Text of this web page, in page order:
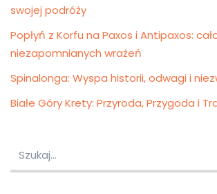
swojej podróży
Popłyń z Korfu na Paxos i Antipaxos:
niezapomnianych wrażeń
Spinalonga: Wyspa historii, odwagi i
Białe Góry Krety: Przyroda, Przygoda i